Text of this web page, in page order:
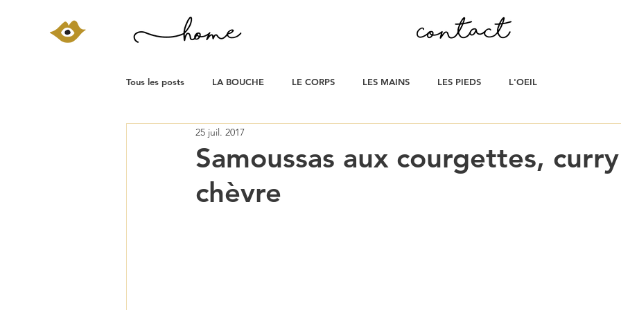
Tous les posts LA BOUCHE LE CORPS LES MAINS LES PIEDS L'OEIL
Samoussas aux courgettes,
chèvre
25 juil. 2017